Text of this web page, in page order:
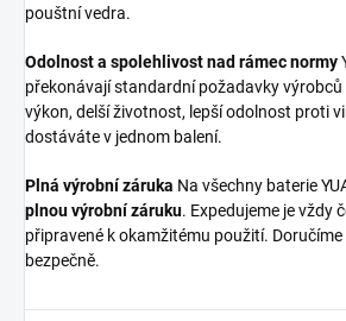
pouštní vedra.
Odolnost a spolehlivost nad rámec normy
překonávají standardní požadavky
výkon, delší životnost, lepší odolnost proti
dostáváte v jednom balení.
Plná výrobní záruka Na všechny baterie
plnou výrobní záruku. Expedujeme je vždy
připravené k okamžitému použití.
bezpečně.